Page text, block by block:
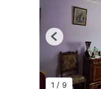
1 / 9
Previous